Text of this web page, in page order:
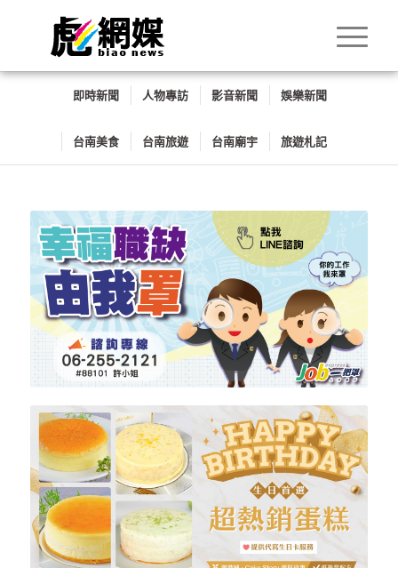
即時新聞 人物專訪 影音新聞 娛樂新聞
台南美食 台南旅遊 台南廟宇 旅遊札記